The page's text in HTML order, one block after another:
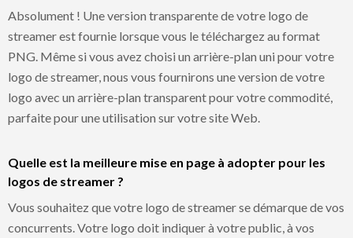
Absolument ! Une version transparente de votre logo de
streamer est fournie lorsque vous le téléchargez au format
PNG. Même si vous avez choisi un arrière-plan uni pour votre
logo de streamer, nous vous fournirons une version de votre
logo avec un arrière-plan transparent pour votre commodité,
parfaite pour une utilisation sur votre site Web.
Quelle est la meilleure mise en page à adopter pour les
logos de streamer ?
Vous souhaitez que votre logo de streamer se démarque de vos
concurrents. Votre logo doit indiquer à votre public, à vos